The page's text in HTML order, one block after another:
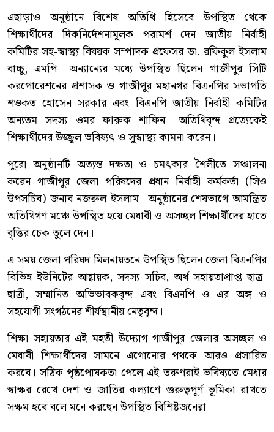
এছাড়াও অনুষ্ঠানে বিশেষ অতিথি হিসেবে উপস্থিত থেকে
শিক্ষার্থীদের দিকনির্দেশনামূলক পরামর্শ দেন জাতীয় নির্বাহী
কমিটির সহ-স্বাস্থ্য বিষয়ক সম্পাদক প্রফেসর ডা. রফিকুল ইসলাম
বাচ্চু, এমপি। অন্যান্যের মধ্যে উপস্থিত ছিলেন গাজীপুর সিটি
করপোরেশনের প্রশাসক ও গাজীপুর মহানগর বিএনপির সভাপতি
শওকত হোসেন সরকার এবং বিএনপি জাতীয় নির্বাহী কমিটির
অন্যতম সদস্য ওমর ফারুক শাফিন। অতিথিবৃন্দ প্রত্যেকেই
শিক্ষার্থীদের উজ্জ্বল ভবিষ্যৎ ও সুস্বাস্থ্য কামনা করেন।
পুরো অনুষ্ঠানটি অত্যন্ত দক্ষতা ও চমৎকার শৈলীতে সঞ্চালনা
করেন গাজীপুর জেলা পরিষদের প্রধান নির্বাহী কর্মকর্তা (সিও
উপসচিব) জনাব নজরুল ইসলাম। অনুষ্ঠানের শেষভাগে আমন্ত্রিত
অতিথিগণ মঞ্চে উপস্থিত হয়ে মেধাবী ও অসচ্ছল শিক্ষার্থীদের হাতে
বৃত্তির চেক তুলে দেন।
এ সময় জেলা পরিষদ মিলনায়তনে উপস্থিত ছিলেন জেলা বিএনপির
বিভিন্ন ইউনিটের আহ্বায়ক, সদস্য সচিব, অর্থ সহায়তাপ্রাপ্ত ছাত্র-
ছাত্রী, সম্মানিত অভিভাবকবৃন্দ এবং বিএনপি ও এর অঙ্গ ও
সহযোগী সংগঠনের শীর্ষস্থানীয় নেতৃবৃন্দ।
শিক্ষা সহায়তার এই মহতী উদ্যোগ গাজীপুর জেলার অসচ্ছল ও
মেধাবী শিক্ষার্থীদের সামনে এগোনোর পথকে আরও প্রসারিত
করবে। সঠিক পৃষ্ঠপোষকতা পেলে এই তরুণরাই ভবিষ্যতে মেধার
স্বাক্ষর রেখে দেশ ও জাতির কল্যাণে গুরুত্বপূর্ণ ভূমিকা রাখতে
সক্ষম হবে বলে মনে করছেন উপস্থিত বিশিষ্টজনেরা।